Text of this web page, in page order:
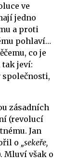
ve
jedno
a proti
pohlaví…
co je
tak jeví:
zásadních
(revolucí
Jan
o „sekeře,
Mluví však o